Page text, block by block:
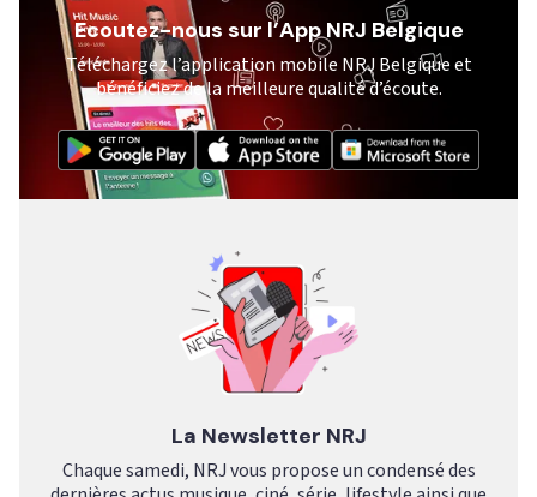
Ecoutez-nous sur l’App NRJ Belgique
Téléchargez l’application mobile NRJ Belgique et
bénéficiez de la meilleure qualité d’écoute.
La Newsletter NRJ
Chaque samedi, NRJ vous propose un condensé des